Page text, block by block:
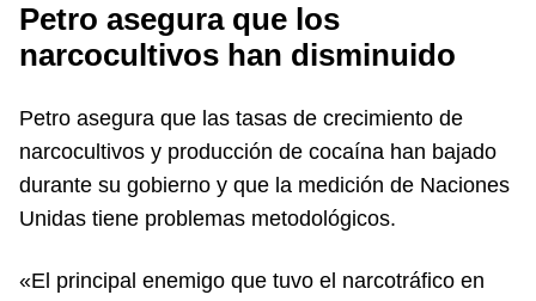
Petro asegura que los
narcocultivos han disminuido
Petro asegura que las tasas de crecimiento de
narcocultivos y producción de cocaína han bajado
durante su gobierno y que la medición de Naciones
Unidas tiene problemas metodológicos.
«El principal enemigo que tuvo el narcotráfico en